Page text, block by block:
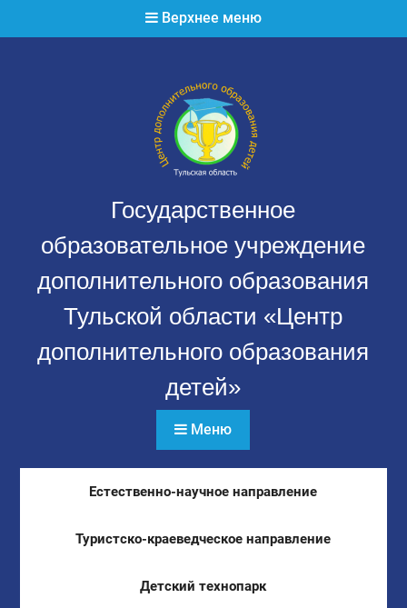
Верхнее меню
Государственное
образовательное учреждение
дополнительного образования
Тульской области «Центр
дополнительного образования
детей»
Меню
Естественно-научное направление
Туристско-краеведческое направление
Детский технопарк